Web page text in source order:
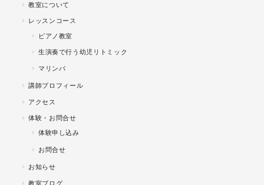
教室について
レッスンコース
ピアノ教室
生演奏で行う幼児リトミック
マリンバ
講師プロフィール
アクセス
体験・お問合せ
体験申し込み
お問合せ
お知らせ
教室ブログ